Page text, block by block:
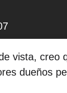
vista, creo
dueños